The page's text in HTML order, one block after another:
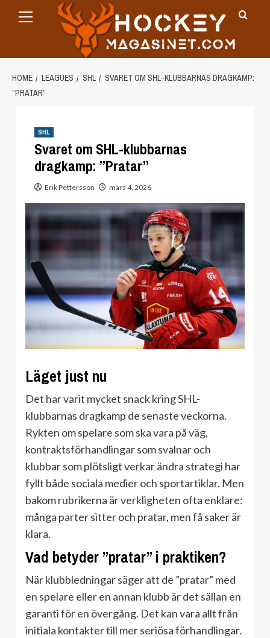
Menu
HOME LEAGUES SHL
SVARET OM SHL-KLUBBARNAS DRAGKAMP:
”PRATAR”
SHL
Svaret om SHL-klubbarnas
dragkamp: ”Pratar”
Erik Pettersson mars 4, 2026
Läget just nu
Det har varit mycket snack kring SHL-
klubbarnas dragkamp de senaste veckorna.
Rykten om spelare som ska vara på väg,
kontraktsförhandlingar som svalnar och
klubbar som plötsligt verkar ändra strategi har
fyllt både sociala medier och sportartiklar. Men
bakom rubrikerna är verkligheten ofta enklare:
många parter sitter och pratar, men få saker är
klara.
Vad betyder ”pratar” i praktiken?
När klubbledningar säger att de ”pratar” med
en spelare eller en annan klubb är det sällan en
garanti för en övergång. Det kan vara allt från
initiala kontakter till mer seriösa förhandlingar.